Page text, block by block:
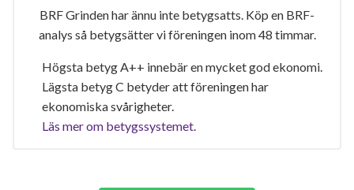
BRF Grinden har ännu inte betygsatts. Köp en BRF-
analys så betygsätter vi föreningen inom 48 timmar.
Högsta betyg A++ innebär en mycket god ekonomi.
Lägsta betyg C betyder att föreningen har
ekonomiska svårigheter.
Läs mer om betygssystemet.